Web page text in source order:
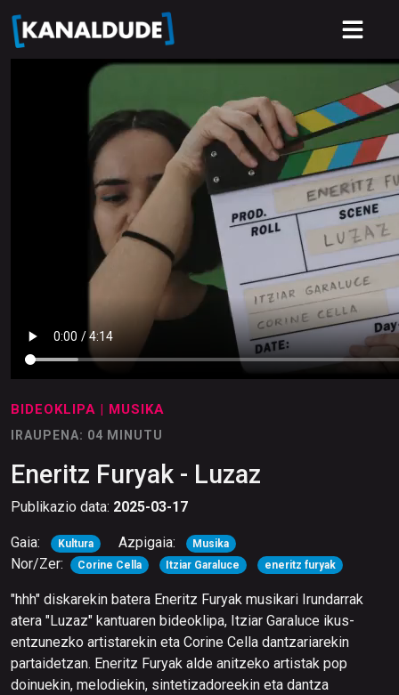
BIDEOKLIPA | MUSIKA
IRAUPENA: 04 MINUTU
Eneritz Furyak - Luzaz
Publikazio data: 2025-03-17
Gaia: Kultura Azpigaia: Musika
Nor/Zer: Corine Cella Itziar Garaluce eneritz furyak
"hhh" diskarekin batera Eneritz Furyak musikari Irundarrak
atera "Luzaz" kantuaren bideoklipa, Itziar Garaluce ikus-
entzunezko artistarekin eta Corine Cella dantzariarekin
partaidetzan. Eneritz Furyak alde anitzeko artistak pop
doinuekin, melodiekin, sintetizadoreekin eta dantza